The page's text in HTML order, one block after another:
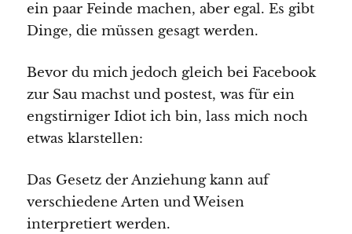
ein paar Feinde machen, aber egal. Es gibt
Dinge, die müssen gesagt werden.
Bevor du mich jedoch gleich bei Facebook
zur Sau machst und postest, was für ein
engstirniger Idiot ich bin, lass mich noch
etwas klarstellen:
Das Gesetz der Anziehung kann auf
verschiedene Arten und Weisen
interpretiert werden.